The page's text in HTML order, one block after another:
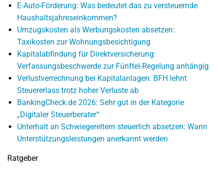
E-Auto-Förderung: Was bedeutet das zu versteuernde
Haushaltsjahreseinkommen?
Umzugskosten als Werbungskosten absetzen:
Taxikosten zur Wohnungsbesichtigung
Kapitalabfindung für Direktversicherung:
Verfassungsbeschwerde zur Fünftel-Regelung anhängig
Verlustverrechnung bei Kapitalanlagen: BFH lehnt
Steuererlass trotz hoher Verluste ab
BankingCheck.de 2026: Sehr gut in der Kategorie
„Digitaler Steuerberater“
Unterhalt an Schwiegereltern steuerlich absetzen: Wann
Unterstützungsleistungen anerkannt werden
Ratgeber